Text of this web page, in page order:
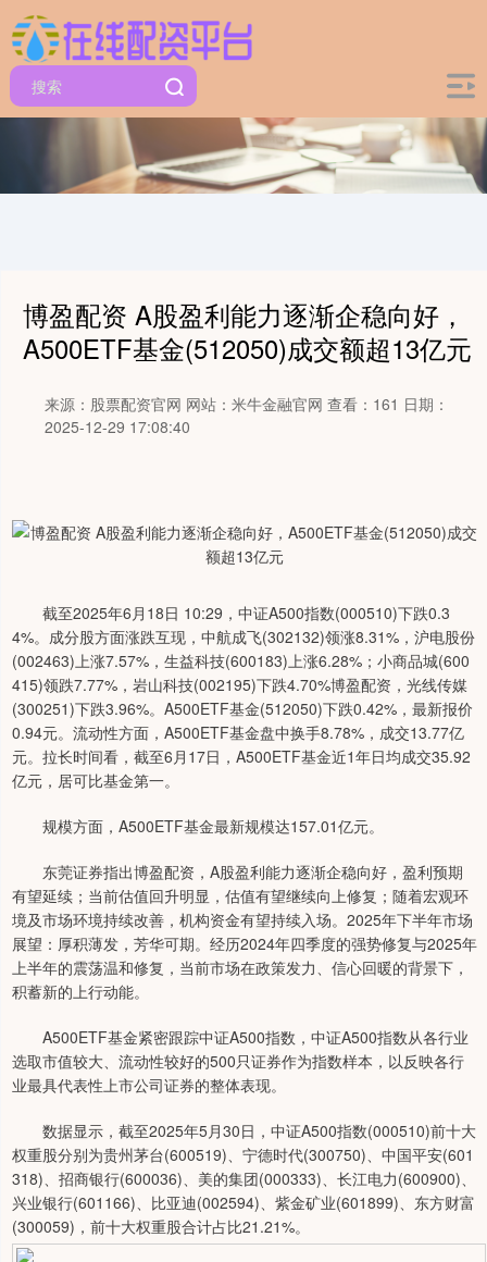
博盈配资 A股盈利能力逐渐企稳向好，
A500ETF基金(512050)成交额超13亿元
来源：股票配资官网 网站：米牛金融官网 查看：161 日期：
2025-12-29 17:08:40
截至2025年6月18日 10:29，中证A500指数(000510)下跌0.3
4%。成分股方面涨跌互现，中航成飞(302132)领涨8.31%，沪电股份
(002463)上涨7.57%，生益科技(600183)上涨6.28%；小商品城(600
415)领跌7.77%，岩山科技(002195)下跌4.70%博盈配资，光线传媒
(300251)下跌3.96%。A500ETF基金(512050)下跌0.42%，最新报价
0.94元。流动性方面，A500ETF基金盘中换手8.78%，成交13.77亿
元。拉长时间看，截至6月17日，A500ETF基金近1年日均成交35.92
亿元，居可比基金第一。
规模方面，A500ETF基金最新规模达157.01亿元。
东莞证券指出博盈配资，A股盈利能力逐渐企稳向好，盈利预期
有望延续；当前估值回升明显，估值有望继续向上修复；随着宏观环
境及市场环境持续改善，机构资金有望持续入场。2025年下半年市场
展望：厚积薄发，芳华可期。经历2024年四季度的强势修复与2025年
上半年的震荡温和修复，当前市场在政策发力、信心回暖的背景下，
积蓄新的上行动能。
A500ETF基金紧密跟踪中证A500指数，中证A500指数从各行业
选取市值较大、流动性较好的500只证券作为指数样本，以反映各行
业最具代表性上市公司证券的整体表现。
数据显示，截至2025年5月30日，中证A500指数(000510)前十大
权重股分别为贵州茅台(600519)、宁德时代(300750)、中国平安(601
318)、招商银行(600036)、美的集团(000333)、长江电力(600900)、
兴业银行(601166)、比亚迪(002594)、紫金矿业(601899)、东方财富
(300059)，前十大权重股合计占比21.21%。